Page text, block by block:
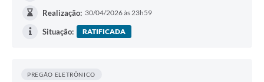
Realização: 30/04/2026 às 23h59
Situação: RATIFICADA
PREGÃO ELETRÔNICO